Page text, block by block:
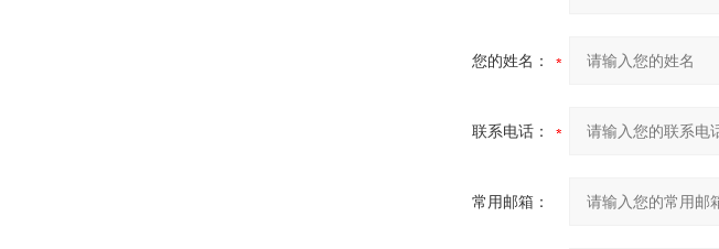
您的姓名：
联系电话：
常用邮箱：